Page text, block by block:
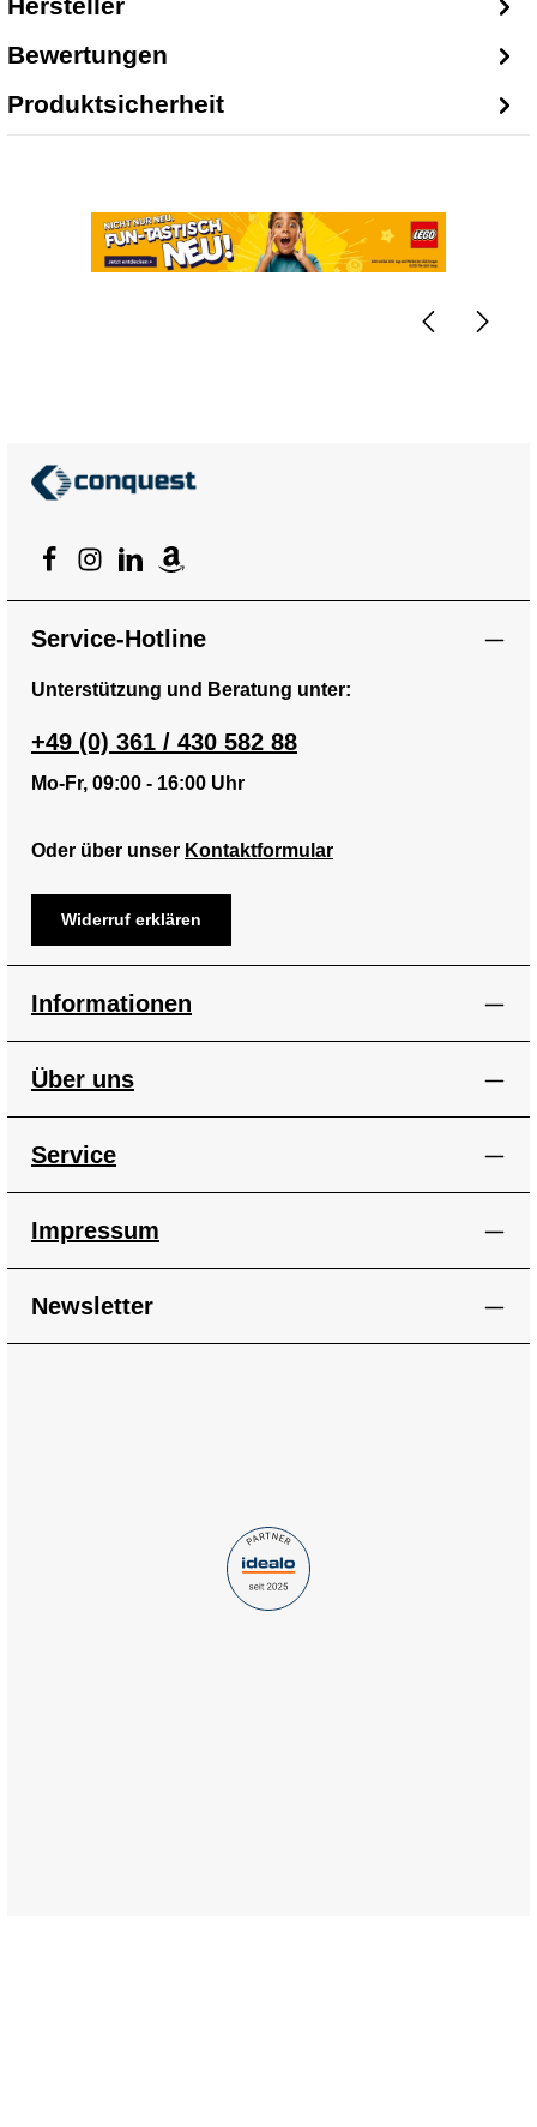
Hersteller
Bewertungen
Produktsicherheit
Bildergalerie überspringen
Service-Hotline
Unterstützung und Beratung unter:
+49 (0) 361 / 430 582 88
Mo-Fr, 09:00 - 16:00 Uhr
Oder über unser Kontaktformular
Widerruf erklären
Informationen
Über uns
Service
Impressum
Newsletter